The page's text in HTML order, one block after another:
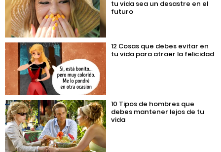
tu vida sea un desastre en el
futuro
12 Cosas que debes evitar en
tu vida para atraer la felicidad
10 Tipos de hombres que
debes mantener lejos de tu
vida